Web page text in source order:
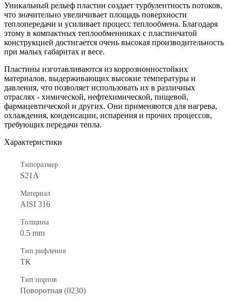
Уникальный рельеф пластин создает турбулентность потоков,
что значительно увеличивает площадь поверхности
теплопередачи и усиливает процесс теплообмена. Благодаря
этому в компактных теплообменниках с пластинчатой
конструкцией достигается очень высокая производительность
при малых габаритах и весе.
Пластины изготавливаются из коррозионностойких
материалов, выдерживающих высокие температуры и
давления, что позволяет использовать их в различных
отраслях - химической, нефтехимической, пищевой,
фармацевтической и других. Они применяются для нагрева,
охлаждения, конденсации, испарения и прочих процессов,
требующих передачи тепла.
Характеристики
Типоразмер
S21A
Материал
AISI 316
Толщина
0.5 mm
Тип рифления
ТК
Тип портов
Поворотная (0230)